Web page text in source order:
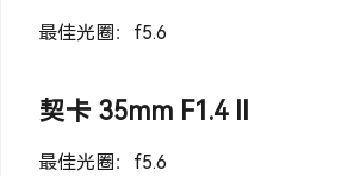
最佳光圈：f5.6
契卡 35mm F1.4 II
最佳光圈：f5.6